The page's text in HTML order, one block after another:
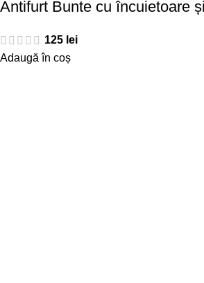
Antifurt Bunte cu încuietoare
125 lei
Adaugă în coș